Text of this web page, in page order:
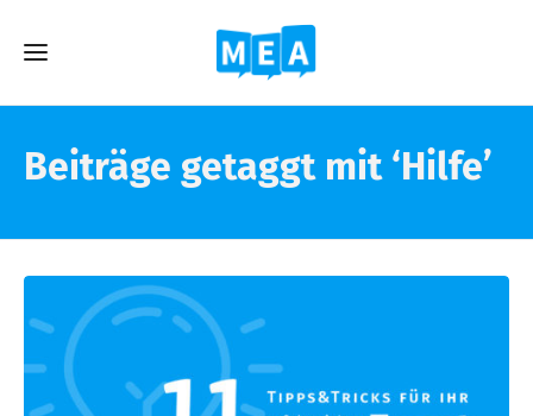
Beiträge getaggt mit ‘Hilfe’